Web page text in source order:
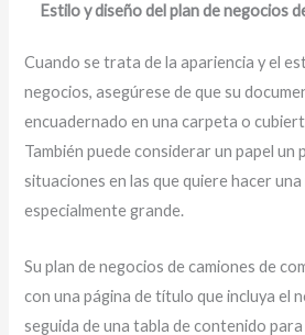
Estilo y diseño del plan de negocios
Cuando se trata de la apariencia y el
negocios, asegúrese de que su
encuadernado en una carpeta o
También puede considerar un papel un
situaciones en las que quiere hacer
especialmente grande.
Su plan de negocios de camiones de
con una página de título que incluya el
seguida de una tabla de contenido